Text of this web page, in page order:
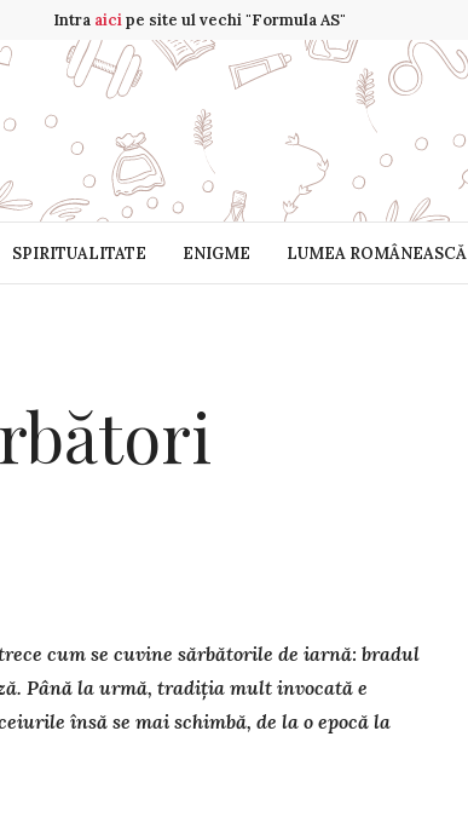
Intra aicipe site ul vechi "Formula AS"
SPIRITUALITATE ENIGME LUMEA ROMÂNEASCĂ
cum se cuvine sărbătorile de iarnă: bradul
Până la urmă, tradiția mult invocată e
însă se mai schimbă, de la o epocă la